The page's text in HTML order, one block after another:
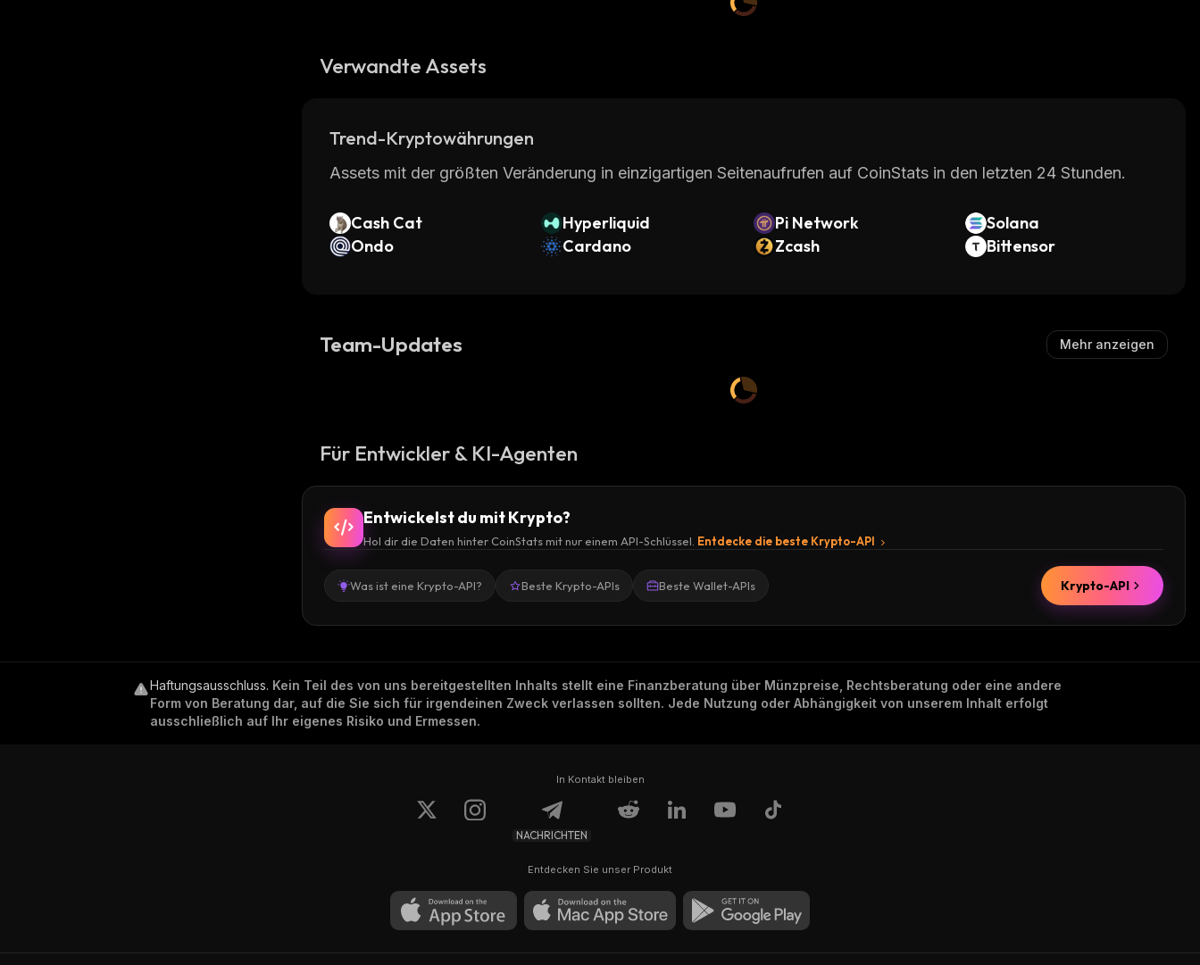
Verwandte Assets
Trend-Kryptowährungen
Assets mit der größten Veränderung in einzigartigen Seitenaufrufen auf CoinStats in den letzten 24 Stunden.
Cash Cat Hyperliquid Pi Network
Solana
Ondo
Cardano Zcash Bittensor
Team-Updates Mehr anzeigen
Für Entwickler & KI-Agenten
Entwickelst du mit Krypto?
Hol dir die Daten hinter CoinStats mit nur einem API-Schlüssel. Entdecke die beste Krypto-API
Was ist eine Krypto-API? Beste Krypto-APIs Beste Wallet-APIs Krypto-API
Haftungsausschluss. Kein Teil des von uns bereitgestellten Inhalts stellt eine Finanzberatung über Münzpreise, Rechtsberatung oder eine andere
Form von Beratung dar, auf die Sie sich für irgendeinen Zweck verlassen sollten. Jede Nutzung oder Abhängigkeit von unserem Inhalt erfolgt
ausschließlich auf Ihr eigenes Risiko und Ermessen.
In Kontakt bleiben
NACHRICHTEN
Entdecken Sie unser Produkt